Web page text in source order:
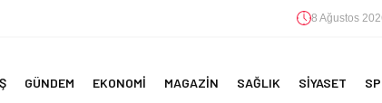
8 Ağustos
GÜNDEM EKONOMİ MAGAZİN SAĞLIK SİYASET